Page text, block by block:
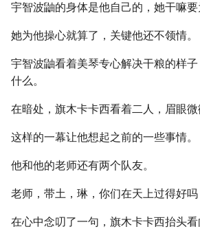
宇智波鼬的身体是他自己的，她干嘛要
她为他操心就算了，关键他还不领情。
宇智波鼬看着美琴专心解决干粮的样
什么。
在暗处，旗木卡卡西看着二人，眉眼微
这样的一幕让他想起之前的一些事情。
他和他的老师还有两个队友。
老师，带土，琳，你们在天上过得好吗
在心中念叨了一句，旗木卡卡西抬头看